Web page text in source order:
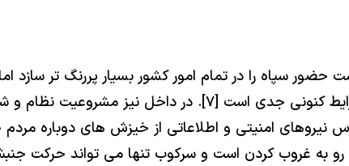
حضور سپاه را در تمام امور كشور بسيار پررنگ تر سازد
بلكه برپايه سنجش سردار همدانى، حمله نظامى آمريكا در
نيروهاى امنيتى و اطلاعاتى از خيزش هاى دوباره
رو به غروب كردن است و سركوب تنها مى تواند حركت